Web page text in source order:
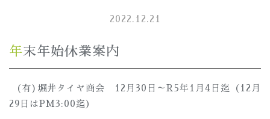
2022.12.21
年末年始休業案内
(有)堀井タイヤ商会 12月30日～R5年1月4日迄（12月
29日はPM3:00迄）